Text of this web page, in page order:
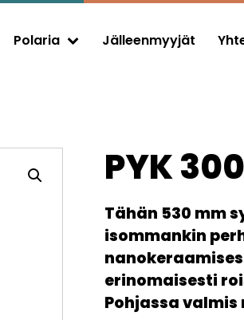
Polaria Jälleenmyyjät
PYK
Tähän 530 mm
isommankin
erinomaisesti
Pohjassa